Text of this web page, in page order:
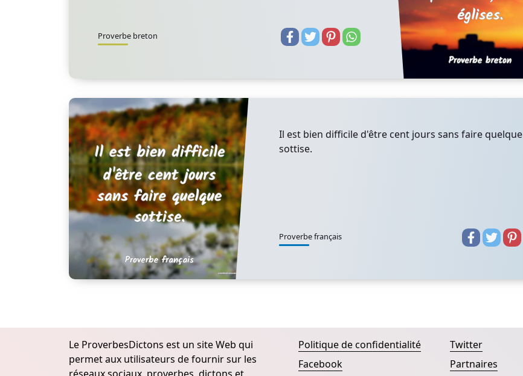
Proverbe breton
Il est bien difficile d'être cent jours sans faire quelque
sottise.
Proverbe français
Le ProverbesDictons est un site Web qui
permet aux utilisateurs de fournir sur les
Politique de confidentialité
Facebook
Twitter
Partnaires